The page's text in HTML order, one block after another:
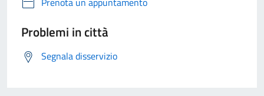
Problemi in città
Segnala disservizio